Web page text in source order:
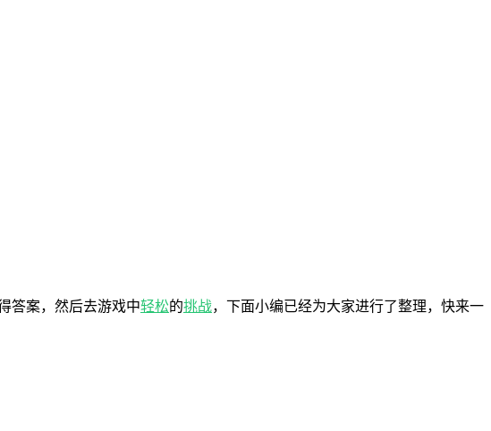
答案，然后去游戏中轻松的挑战，下面小编已经为大家进行了整理，快来一